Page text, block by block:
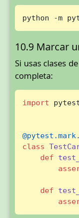
python -m
10.9 Marcar
Si usas clases
completa:
import
class
def
def